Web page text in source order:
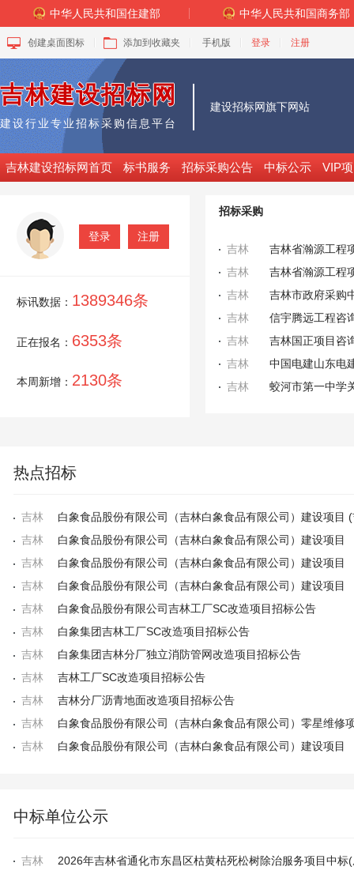
中华人民共和国住建部 中华人民共和国商务部
创建桌面图标 添加到收藏夹 手机版 登录 注册
吉林建设招标网
建设行业专业招标采购信息平台
建设招标网旗下网站
吉林建设招标网首页 标书服务 招标采购公告 中标公示 VIP
登录 注册
标讯数据： 1389346条
正在报名： 6353条
本周新增： 2130条
招标采购
吉林
吉林
吉林
吉林
吉林
吉林
中国电建山东电
吉林
热点招标
吉林
白象食品股份有限公司（吉林白象食品有限公司）建设项目
吉林
白象食品股份有限公司（吉林白象食品有限公司）建设项目
吉林
白象食品股份有限公司（吉林白象食品有限公司）建设项目
吉林
白象食品股份有限公司（吉林白象食品有限公司）建设项目
吉林
白象食品股份有限公司吉林工厂SC改造项目招标公告
吉林
白象集团吉林工厂SC改造项目招标公告
吉林
白象集团吉林分厂独立消防管网改造项目招标公告
吉林
吉林工厂SC改造项目招标公告
吉林
吉林分厂沥青地面改造项目招标公告
吉林
白象食品股份有限公司（吉林白象食品有限公司）零星维修
吉林
白象食品股份有限公司（吉林白象食品有限公司）建设项目
中标单位公示
吉林